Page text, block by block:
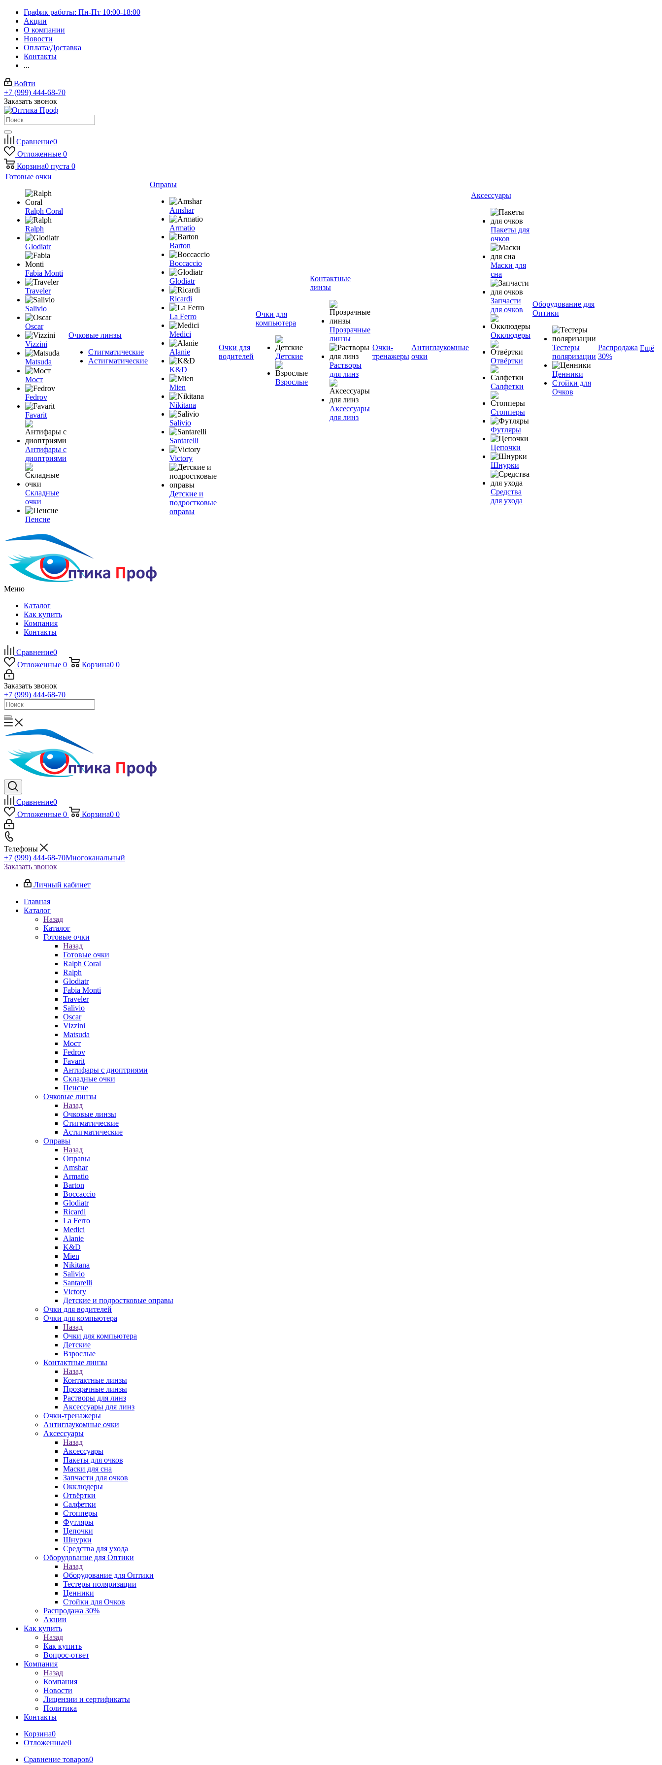
График работы: Пн-Пт 10:00-18:00
Акции
О компании
Новости
Оплата/Доставка
Контакты
...
Войти
+7 (999) 444-68-70
Заказать звонок
Сравнение0
Отложенные 0
Корзина0 пуста 0
Готовые очки
Ralph Coral
Ralph
Glodiatr
Fabia Monti
Traveler
Salivio
Oscar
Vizzini
Matsuda
Мост
Fedrov
Favarit
Антифары с
диоптриями
Складные
очки
Пенсне
Очковые линзы
Стигматические
Астигматические
Оправы
Amshar
Armatio
Barton
Boccaccio
Glodiatr
Ricardi
La Ferro
Medici
Alanie
K&D
Mien
Nikitana
Salivio
Santarelli
Victory
Детские и
подростковые
оправы
Очки для
водителей
Очки для
компьютера
Детские
Взрослые
Контактные
линзы
Прозрачные
линзы
Растворы
для линз
Аксессуары
для линз
Очки-
тренажеры
Антиглаукомные
очки
Аксессуары
Пакеты для
очков
Маски для
сна
Запчасти
для очков
Окклюдеры
Отвёртки
Салфетки
Стопперы
Футляры
Цепочки
Шнурки
Средства
для ухода
Оборудование для
Оптики
Тестеры
поляризации
Ценники
Стойки для
Очков
Распродажа
30%
Ещё
Меню
Каталог
Как купить
Компания
Контакты
Сравнение0
Отложенные 0 Корзина0 0
Заказать звонок
+7 (999) 444-68-70
Сравнение0
Отложенные 0 Корзина0 0
Телефоны
+7 (999) 444-68-70Многоканальный
Заказать звонок
Личный кабинет
Главная
Каталог
Назад
Каталог
Готовые очки
Назад
Готовые очки
Ralph Coral
Ralph
Glodiatr
Fabia Monti
Traveler
Salivio
Oscar
Vizzini
Matsuda
Мост
Fedrov
Favarit
Антифары с диоптриями
Складные очки
Пенсне
Очковые линзы
Назад
Очковые линзы
Стигматические
Астигматические
Оправы
Назад
Оправы
Amshar
Armatio
Barton
Boccaccio
Glodiatr
Ricardi
La Ferro
Medici
Alanie
K&D
Mien
Nikitana
Salivio
Santarelli
Victory
Детские и подростковые оправы
Очки для водителей
Очки для компьютера
Назад
Очки для компьютера
Детские
Взрослые
Контактные линзы
Назад
Контактные линзы
Прозрачные линзы
Растворы для линз
Аксессуары для линз
Очки-тренажеры
Антиглаукомные очки
Аксессуары
Назад
Аксессуары
Пакеты для очков
Маски для сна
Запчасти для очков
Окклюдеры
Отвёртки
Салфетки
Стопперы
Футляры
Цепочки
Шнурки
Средства для ухода
Оборудование для Оптики
Назад
Оборудование для Оптики
Тестеры поляризации
Ценники
Стойки для Очков
Распродажа 30%
Акции
Как купить
Назад
Как купить
Вопрос-ответ
Компания
Назад
Компания
Новости
Лицензии и сертификаты
Политика
Контакты
Корзина0
Отложенные0
Сравнение товаров0